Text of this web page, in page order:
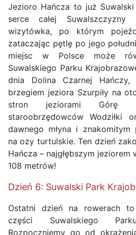
Jezioro Hańcza to już
serce całej
wizytówka, po którym
zataczając pętlę po jego
miejsc w Polsce może
Suwalskiego Parku
dnia Dolina Czarnej Hańczy,
brzegiem jeziora Szurpiły na
stron jeziorami Górę
staroobrzędowców Wodziłki
dawnego młyna i znakomitym
na ozy turtulskie. Ten dzień
Hańcza – najgłębszym jeziorem
108 metrów!
Dzień 6: Suwalski Park
Ostatni dzień na rowerach
części Suwalskiego
Rozpoczniemy go od